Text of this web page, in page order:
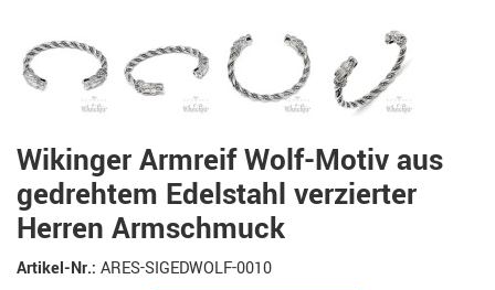
Wikinger Armreif Wolf-Motiv aus
gedrehtem Edelstahl verzierter
Herren Armschmuck
Artikel-Nr.: ARES-SIGEDWOLF-0010